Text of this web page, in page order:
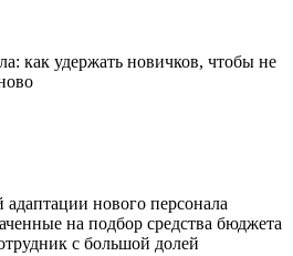
как удержать новичков, чтобы не
адаптации нового персонала
на подбор средства бюджета
с большой долей